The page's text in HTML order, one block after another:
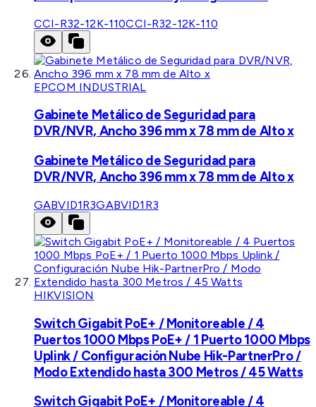
CCI-R32-12K-110CCI-R32-12K-110
EPCOM INDUSTRIAL
Gabinete Metálico de Seguridad para
DVR/NVR, Ancho 396 mm x 78 mm de Alto x
Gabinete Metálico de Seguridad para
DVR/NVR, Ancho 396 mm x 78 mm de Alto x
GABVID1R3GABVID1R3
HIKVISION
Switch Gigabit PoE+ / Monitoreable / 4
Puertos 1000 Mbps PoE+ / 1 Puerto 1000 Mbps
Uplink / Configuración Nube Hik-PartnerPro /
Modo Extendido hasta 300 Metros / 45 Watts
Switch Gigabit PoE+ / Monitoreable / 4